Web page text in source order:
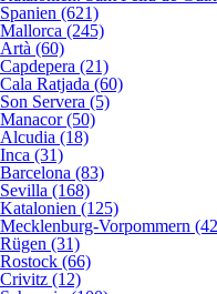
Spanien (621)
Mallorca (245)
Artà (60)
Capdepera (21)
Cala Ratjada (60)
Son Servera (5)
Manacor (50)
Alcudia (18)
Inca (31)
Barcelona (83)
Sevilla (168)
Katalonien (125)
Mecklenburg-Vorpommern
Rügen (31)
Rostock (66)
Crivitz (12)